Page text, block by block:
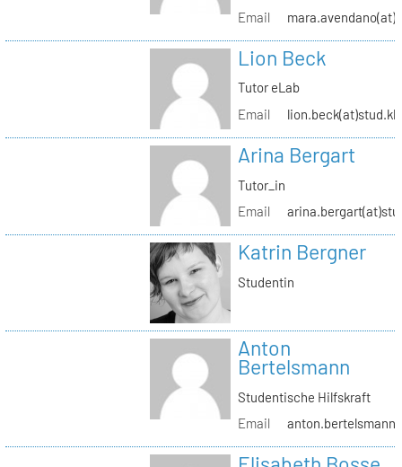
Email
Lion Beck
Tutor eLab
Email
Arina Bergart
Tutor_in
Email
Katrin Bergner
Studentin
Anton
Bertelsmann
Studentische Hilfskraft
Email